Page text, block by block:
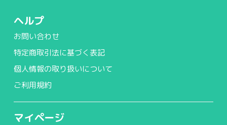
ヘルプ
お問い合わせ
特定商取引法に基づく表記
個人情報の取り扱いについて
ご利用規約
マイページ